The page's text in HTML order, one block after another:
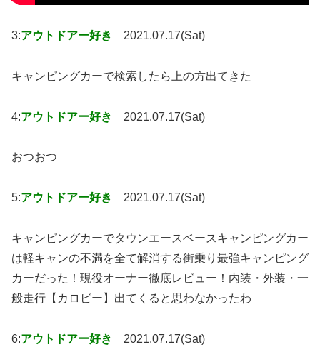
3:アウトドアー好き 2021.07.17(Sat)
キャンピングカーで検索したら上の方出てきた
4:アウトドアー好き 2021.07.17(Sat)
おつおつ
5:アウトドアー好き 2021.07.17(Sat)
キャンピングカーでタウンエースベースキャンピングカー
は軽キャンの不満を全て解消する街乗り最強キャンピング
カーだった！現役オーナー徹底レビュー！内装・外装・一
般走行【カロビー】出てくると思わなかったわ
6:アウトドアー好き 2021.07.17(Sat)